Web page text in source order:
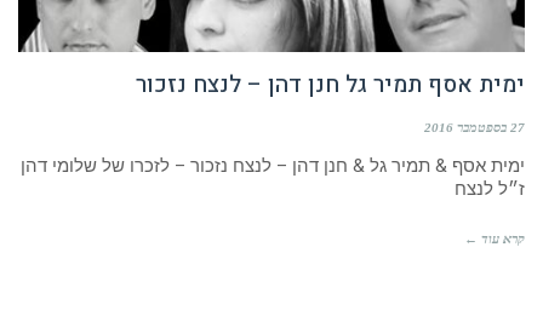
ימית אסף תמיר גל חנן דהן – לנצח נזכור
27 בספטמבר 2016
ימית אסף & תמיר גל & חנן דהן – לנצח נזכור – לזכרו של שלומי דהן
ז״ל לנצח
קרא עוד ←